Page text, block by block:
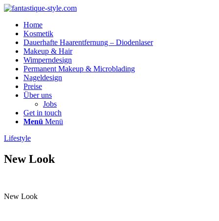
Home
Kosmetik
Dauerhafte Haarentfernung – Diodenlaser
Makeup & Hair
Wimperndesign
Permanent Makeup & Microblading
Nageldesign
Preise
Über uns
Jobs
Get in touch
Menü Menü
Lifestyle
New Look
New Look